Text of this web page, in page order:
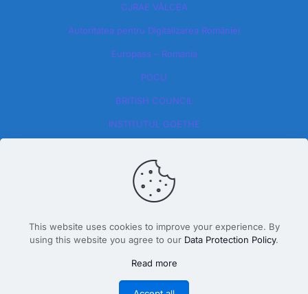
CJRAE VÂLCEA
Autoritatea pentru Digitalizarea României​
Europass – Romania
POCU
BRITISH COUNCIL
INSTITUTUL GOETHE
Design By Dăscălete Alexandru 2026
This website uses cookies to improve your experience. By
using this website you agree to our Data Protection Policy.
Read more